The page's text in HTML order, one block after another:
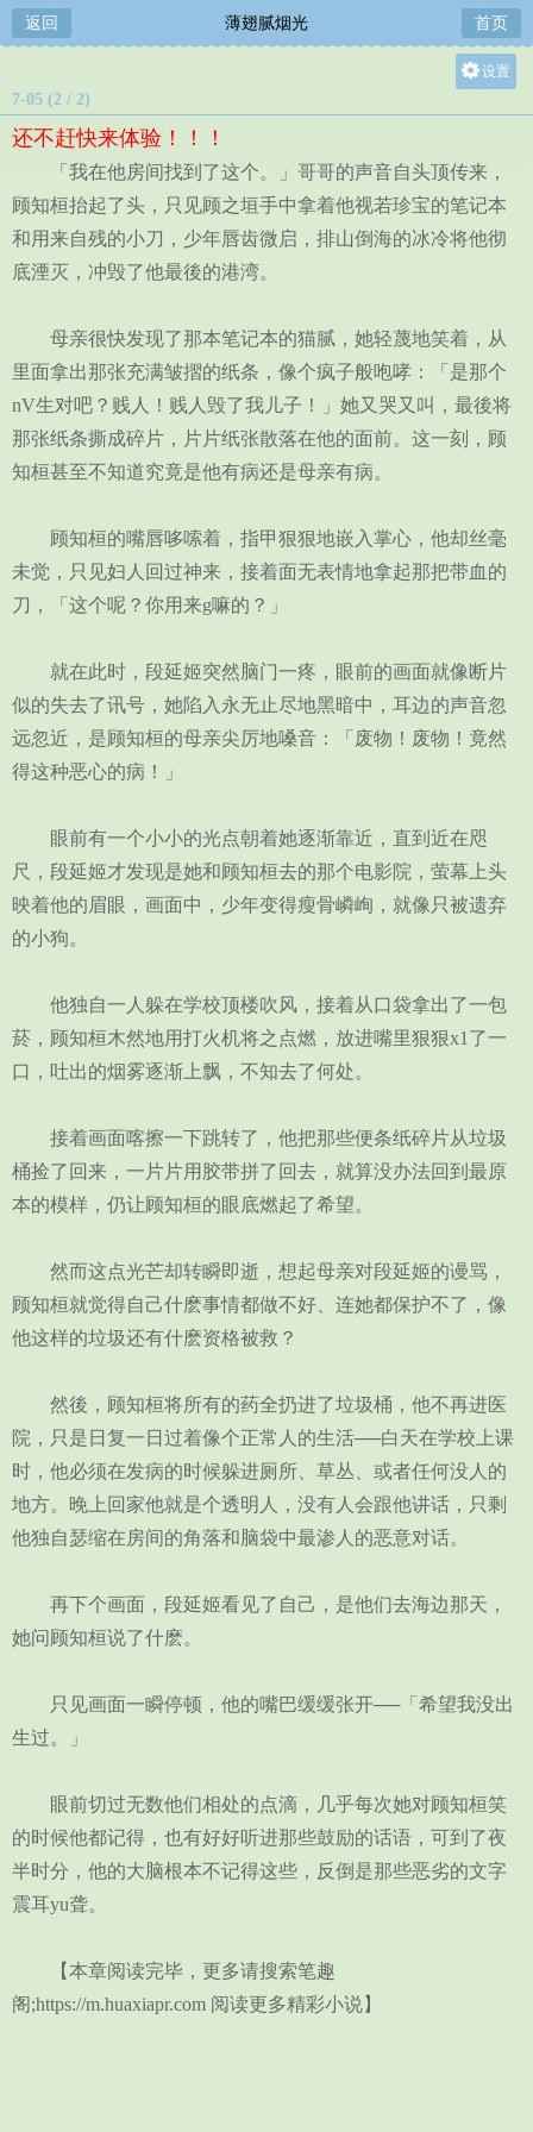
返回 薄翅腻烟光 首页
设置
中
小
7-05 (2 / 2)
还不赶快来体验！！！
「我在他房间找到了这个。」哥哥的声音自头顶传来，
顾知桓抬起了头，只见顾之垣手中拿着他视若珍宝的笔记本
和用来自残的小刀，少年唇齿微启，排山倒海的冰冷将他彻
底湮灭，冲毁了他最後的港湾。
母亲很快发现了那本笔记本的猫腻，她轻蔑地笑着，从
里面拿出那张充满皱摺的纸条，像个疯子般咆哮：「是那个
nV生对吧？贱人！贱人毁了我儿子！」她又哭又叫，最後将
那张纸条撕成碎片，片片纸张散落在他的面前。这一刻，顾
知桓甚至不知道究竟是他有病还是母亲有病。
顾知桓的嘴唇哆嗦着，指甲狠狠地嵌入掌心，他却丝毫
未觉，只见妇人回过神来，接着面无表情地拿起那把带血的
刀，「这个呢？你用来g嘛的？」
就在此时，段延姬突然脑门一疼，眼前的画面就像断片
似的失去了讯号，她陷入永无止尽地黑暗中，耳边的声音忽
远忽近，是顾知桓的母亲尖厉地嗓音：「废物！废物！竟然
得这种恶心的病！」
眼前有一个小小的光点朝着她逐渐靠近，直到近在咫
尺，段延姬才发现是她和顾知桓去的那个电影院，萤幕上头
映着他的眉眼，画面中，少年变得瘦骨嶙峋，就像只被遗弃
的小狗。
他独自一人躲在学校顶楼吹风，接着从口袋拿出了一包
菸，顾知桓木然地用打火机将之点燃，放进嘴里狠狠x1了一
口，吐出的烟雾逐渐上飘，不知去了何处。
接着画面喀擦一下跳转了，他把那些便条纸碎片从垃圾
桶捡了回来，一片片用胶带拼了回去，就算没办法回到最原
本的模样，仍让顾知桓的眼底燃起了希望。
然而这点光芒却转瞬即逝，想起母亲对段延姬的谩骂，
顾知桓就觉得自己什麽事情都做不好、连她都保护不了，像
他这样的垃圾还有什麽资格被救？
然後，顾知桓将所有的药全扔进了垃圾桶，他不再进医
院，只是日复一日过着像个正常人的生活──白天在学校上课
时，他必须在发病的时候躲进厕所、草丛、或者任何没人的
地方。晚上回家他就是个透明人，没有人会跟他讲话，只剩
他独自瑟缩在房间的角落和脑袋中最渗人的恶意对话。
再下个画面，段延姬看见了自己，是他们去海边那天，
她问顾知桓说了什麽。
只见画面一瞬停顿，他的嘴巴缓缓张开──「希望我没出
生过。」
眼前切过无数他们相处的点滴，几乎每次她对顾知桓笑
的时候他都记得，也有好好听进那些鼓励的话语，可到了夜
半时分，他的大脑根本不记得这些，反倒是那些恶劣的文字
震耳yu聋。
【本章阅读完毕，更多请搜索笔趣
阁;https://m.huaxiapr.com 阅读更多精彩小说】